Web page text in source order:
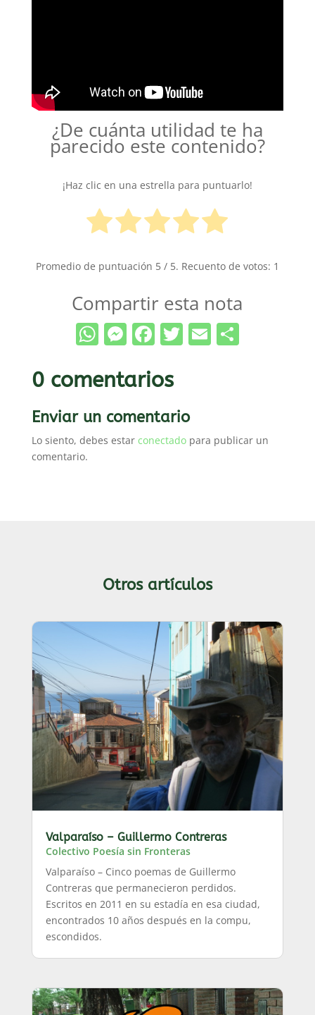
¿De cuánta utilidad te ha
parecido este contenido?
¡Haz clic en una estrella para puntuarlo!
Promedio de puntuación 5/ 5. Recuento de votos: 1
Compartir esta nota
WhatsApp
Messenger
Facebook
Twitter
Email
0 comentarios
Enviar un comentario
Lo siento, debes estar conectadopara publicar un
comentario.
Otros artículos
Valparaíso – Guillermo Contreras
Colectivo Poesía sin Fronteras
Valparaíso – Cinco poemas de Guillermo
Contreras que permanecieron perdidos.
Escritos en 2011 en su estadía en esa ciudad,
encontrados 10 años después en la compu,
escondidos.